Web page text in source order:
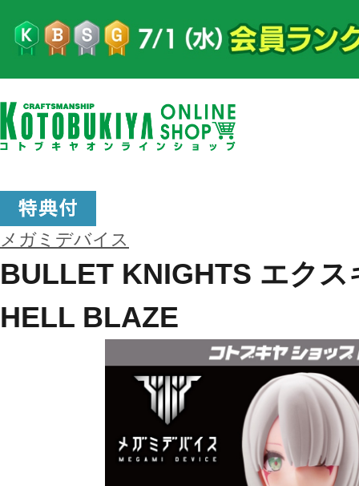
メガミデバイス
BULLET KNIGHTS エク
HELL BLAZE